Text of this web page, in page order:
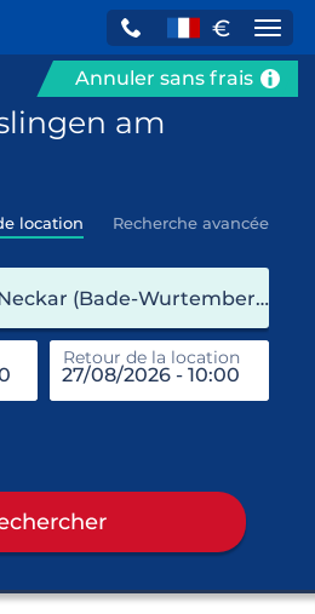
€
Annuler sans frais
am
location Recherche avancée
Esslingen am Neckar (Bade-Wurtemberg / Allemagne)
Retour de la location